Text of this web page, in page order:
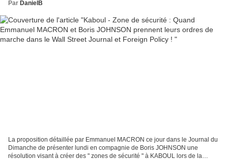
Par DanielB
La proposition détaillée par Emmanuel MACRON ce jour dans le Journal du
Dimanche de présenter lundi en compagnie de Boris JOHNSON une
résolution visant à créer des " zones de sécurité " à KABOUL lors de la